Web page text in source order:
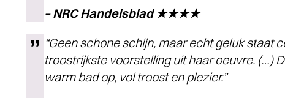
– NRC Handelsblad ★★★★
“Geen schone schijn, maar echt geluk staat
troostrijkste voorstelling uit haar oeuvre. (…)
warm bad op, vol troost en plezier.”